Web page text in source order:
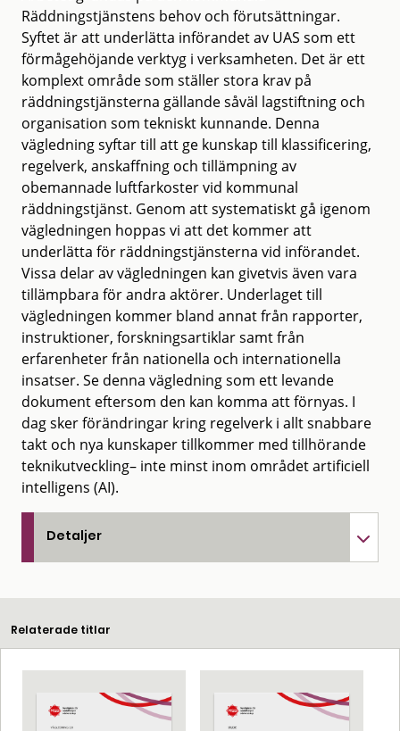
Räddningstjänstens behov och förutsättningar.
Syftet är att underlätta införandet av UAS som ett
förmågehöjande verktyg i verksamheten. Det är ett
komplext område som ställer stora krav på
räddningstjänsterna gällande såväl lagstiftning och
organisation som tekniskt kunnande. Denna
vägledning syftar till att ge kunskap till klassificering,
regelverk, anskaffning och tillämpning av
obemannade luftfarkoster vid kommunal
räddningstjänst. Genom att systematiskt gå igenom
vägledningen hoppas vi att det kommer att
underlätta för räddningstjänsterna vid införandet.
Vissa delar av vägledningen kan givetvis även vara
tillämpbara för andra aktörer. Underlaget till
vägledningen kommer bland annat från rapporter,
instruktioner, forskningsartiklar samt från
erfarenheter från nationella och internationella
insatser. Se denna vägledning som ett levande
dokument eftersom den kan komma att förnyas. I
dag sker förändringar kring regelverk i allt snabbare
takt och nya kunskaper tillkommer med tillhörande
teknikutveckling– inte minst inom området artificiell
intelligens (AI).
Detaljer
Relaterade titlar